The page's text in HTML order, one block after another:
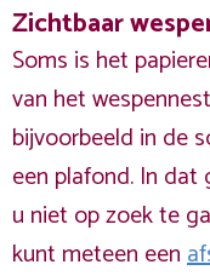
Zichtbaar
Soms is het
van het
bijvoorbeeld in de
een plafond. In dat
u niet op zoek te
kunt meteen een